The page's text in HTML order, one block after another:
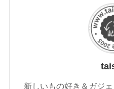
新しいもの好き＆ガジ